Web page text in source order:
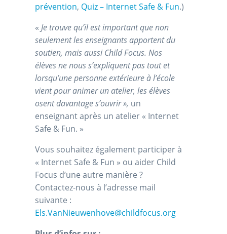
prévention, Quiz – Internet Safe & Fun.)
« Je trouve qu’il est important que non
seulement les enseignants apportent du
soutien, mais aussi Child Focus. Nos
élèves ne nous s’expliquent pas tout et
lorsqu’une personne extérieure à l’école
vient pour animer un atelier, les élèves
osent davantage s’ouvrir», un
enseignant après un atelier « Internet
Safe & Fun. »
Vous souhaitez également participer à
« Internet Safe & Fun » ou aider Child
Focus d’une autre manière ?
Contactez-nous à l’adresse mail
suivante :
Els.VanNieuwenhove@childfocus.org